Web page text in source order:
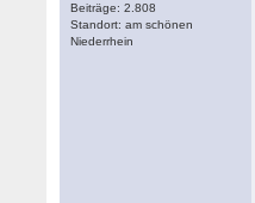
Beiträge: 2.808
Standort: am schönen
Niederrhein